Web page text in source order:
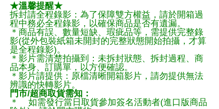
★溫馨提醒★
拆封請全程錄影：為了保障雙方權益，請於開箱過
程中務必全程錄影，以確保商品是否有遺漏。
＊商品有誤、數量短缺、瑕疵品等，需提供完整錄
影(從外包裝紙箱未開封的完整狀態開始拍攝，才算
是全程錄影)。
＊影片需清楚拍攝到：未拆封狀態、拆封過程、商
品本身、訂購單，以方便確認。
＊影片請提供：原檔清晰開箱影片，請勿提供無法
辨識的快轉影片。
門市/超商取貨需知：
＊ 如需發行當日取貨參加簽名活動者(進口版商品